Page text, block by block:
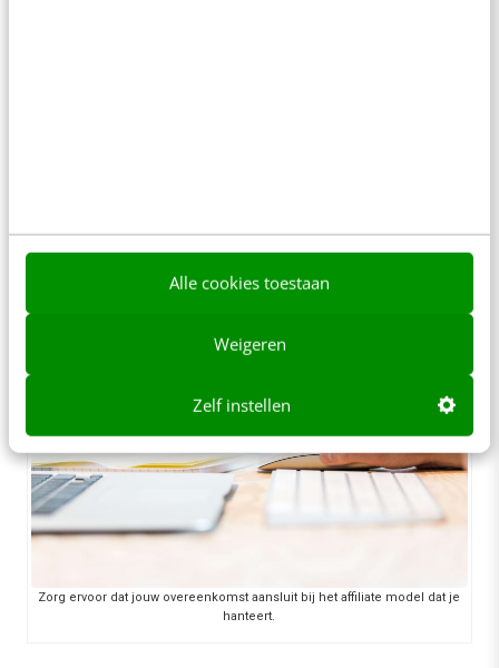
Alle cookies toestaan
Weigeren
Zelf instellen
als het even kan, te allen tijde voorkomen.
Zorg ervoor dat jouw overeenkomst aansluit bij het affiliate model dat je
hanteert.